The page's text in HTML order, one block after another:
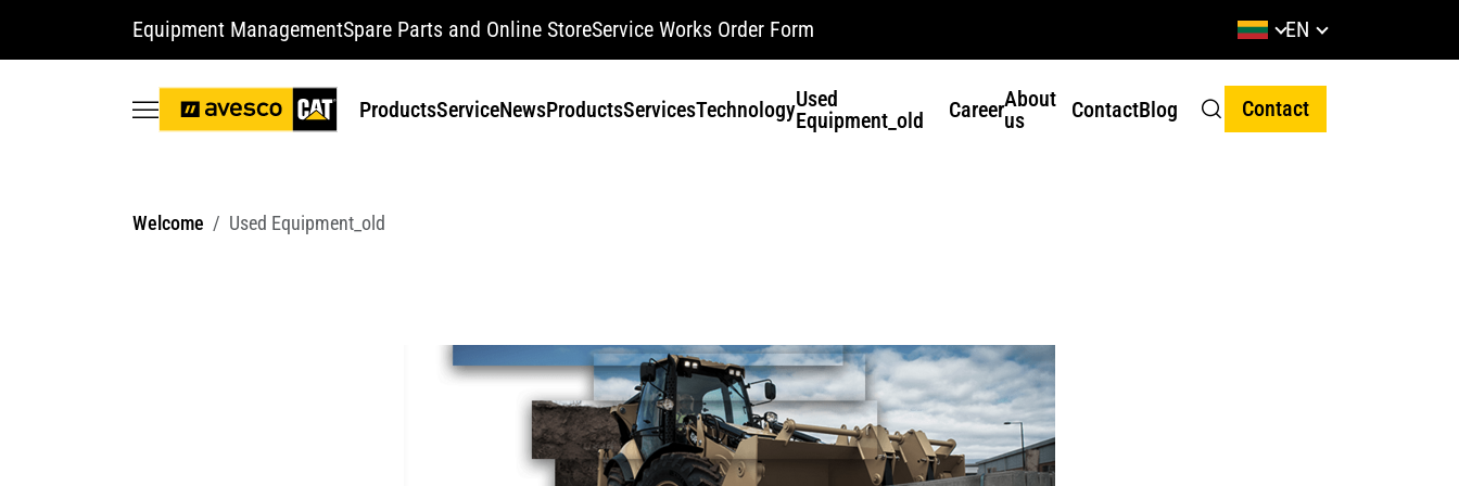
Equipment ManagementSpare Parts and Online StoreService Works Order Form EN
ProductsServiceNewsProductsServicesTechnologyUsed
Equipment_old
CareerAbout
us
ContactBlog Contact
Welcome Used Equipment_old